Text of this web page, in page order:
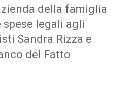
della famiglia
spese legali agli
Sandra Rizza e
del Fatto